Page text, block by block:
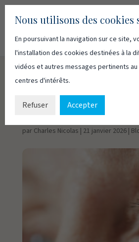
Euthanasie,
fin de vie – 1
par Charles Nicolas | 21 janvier 2026|
Nous utilisons des cookies
En poursuivant la navigation sur ce site,
l'installation des cookies destinées à la
vidéos et autres messages pertinents
centres d'intérêts.
Refuser Accepter